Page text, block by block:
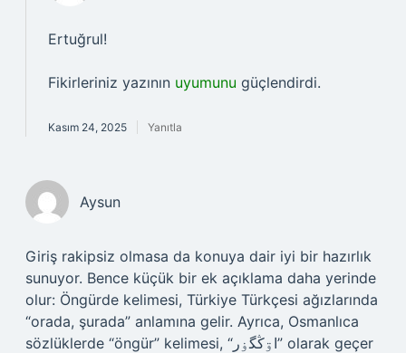
Ertuğrul!
Fikirleriniz yazının uyumunu güçlendirdi.
Kasım 24, 2025 Yanıtla
Aysun
Giriş rakipsiz olmasa da konuya dair iyi bir hazırlık
sunuyor. Bence küçük bir ek açıklama daha yerinde
olur: Öngürde kelimesi, Türkiye Türkçesi ağızlarında
“orada, şurada” anlamına gelir. Ayrıca, Osmanlıca
sözlüklerde “öngür” kelimesi, “اۊڭگۏر” olarak geçer